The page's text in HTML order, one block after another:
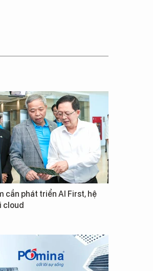
cần phát triển AI First, hệ
cloud